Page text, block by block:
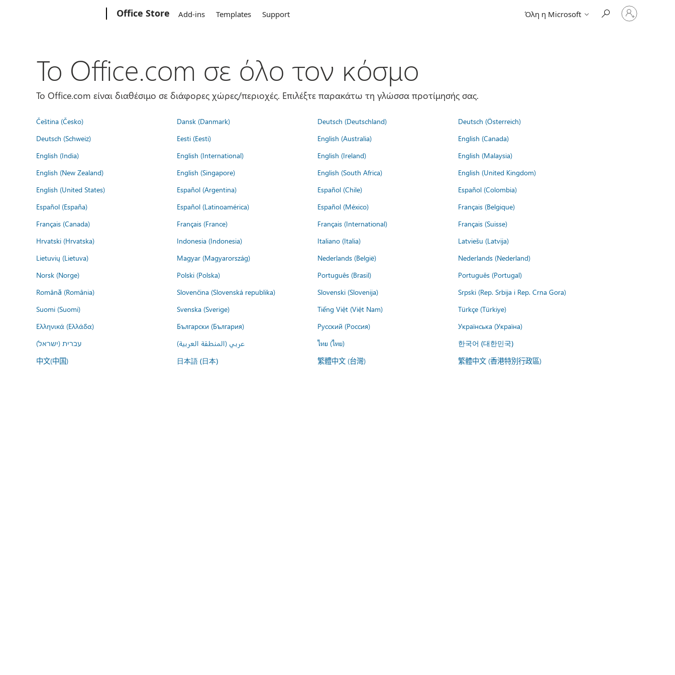
Office Store Add-ins Templates Support Όλη η Microsoft
Είσοδος
στον
λογαριασμό
Το Office.com σε όλο τον κόσμο
Το Office.com είναι διαθέσιμο σε διάφορες χώρες/περιοχές. Επιλέξτε παρακάτω τη γλώσσα προτίμησής σας.
Čeština (Česko) Dansk (Danmark) Deutsch (Deutschland)
Deutsch (Österreich)
Deutsch (Schweiz)
Eesti (Eesti) English (Australia)
English (Canada)
English (India)
English (International) English (Ireland)
English (Malaysia)
English (New Zealand)
English (Singapore) English (South Africa)
English (United Kingdom)
English (United States)
Español (Argentina) Español (Chile)
Español (Colombia)
Español (España)
Español (Latinoamérica) Español (México)
Français (Belgique)
Français (Canada)
Français (France) Français (International)
Français (Suisse)
Hrvatski (Hrvatska)
Indonesia (Indonesia) Italiano (Italia)
Latviešu (Latvija)
Lietuvių (Lietuva)
Magyar (Magyarország) Nederlands (België)
Nederlands (Nederland)
Norsk (Norge)
Polski (Polska) Português (Brasil)
Português (Portugal)
Română (România)
Slovenčina (Slovenská republika) Slovenski (Slovenija)
Srpski (Rep. Srbija i Rep. Crna Gora)
Suomi (Suomi)
Svenska (Sverige) Tiếng Việt (Việt Nam)
Türkçe (Türkiye)
Ελληνικά (Ελλάδα)
Български (България) Русский (Россия)
Українська (Україна)
עברית (ישראל)
عربي (المنطقة العربية) ไทย (ไทย) 한국어 (대한민국)
中文(中国) 日本語 (日本) 繁體中文 (台灣) 繁體中文 (香港特別行政區)